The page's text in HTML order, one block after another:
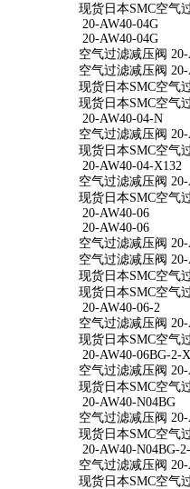
现货日本SMC空气
20-AW40-04G
20-AW40-04G
空气过滤减压阀 20-
空气过滤减压阀 20-
现货日本SMC空气
现货日本SMC空气
20-AW40-04-N
空气过滤减压阀
现货日本SMC空气
20-AW40-04-X132
空气过滤减压阀
现货日本SMC空气
20-AW40-06
20-AW40-06
空气过滤减压阀 20-
空气过滤减压阀 20-
现货日本SMC空气
现货日本SMC空气
20-AW40-06-2
空气过滤减压阀
现货日本SMC空气
20-AW40-06BG-2-
空气过滤减压阀
现货日本SMC空气
20-AW40-N04BG
空气过滤减压阀
现货日本SMC空气
20-AW40-N04BG-
空气过滤减压阀
现货日本SMC空气